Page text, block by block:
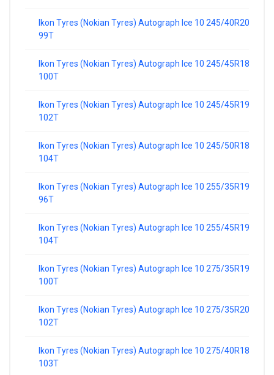
Ikon Tyres (Nokian Tyres) Autograph Ice 10 245/40R20
99T
Ikon Tyres (Nokian Tyres) Autograph Ice 10 245/45R18
100T
Ikon Tyres (Nokian Tyres) Autograph Ice 10 245/45R19
102T
Ikon Tyres (Nokian Tyres) Autograph Ice 10 245/50R18
104T
Ikon Tyres (Nokian Tyres) Autograph Ice 10 255/35R19
96T
Ikon Tyres (Nokian Tyres) Autograph Ice 10 255/45R19
104T
Ikon Tyres (Nokian Tyres) Autograph Ice 10 275/35R19
100T
Ikon Tyres (Nokian Tyres) Autograph Ice 10 275/35R20
102T
Ikon Tyres (Nokian Tyres) Autograph Ice 10 275/40R18
103T